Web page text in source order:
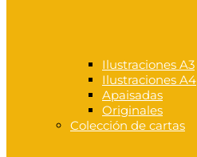
Ilustraciones A3
Ilustraciones A4
Apaisadas
Originales
Colección de cartas